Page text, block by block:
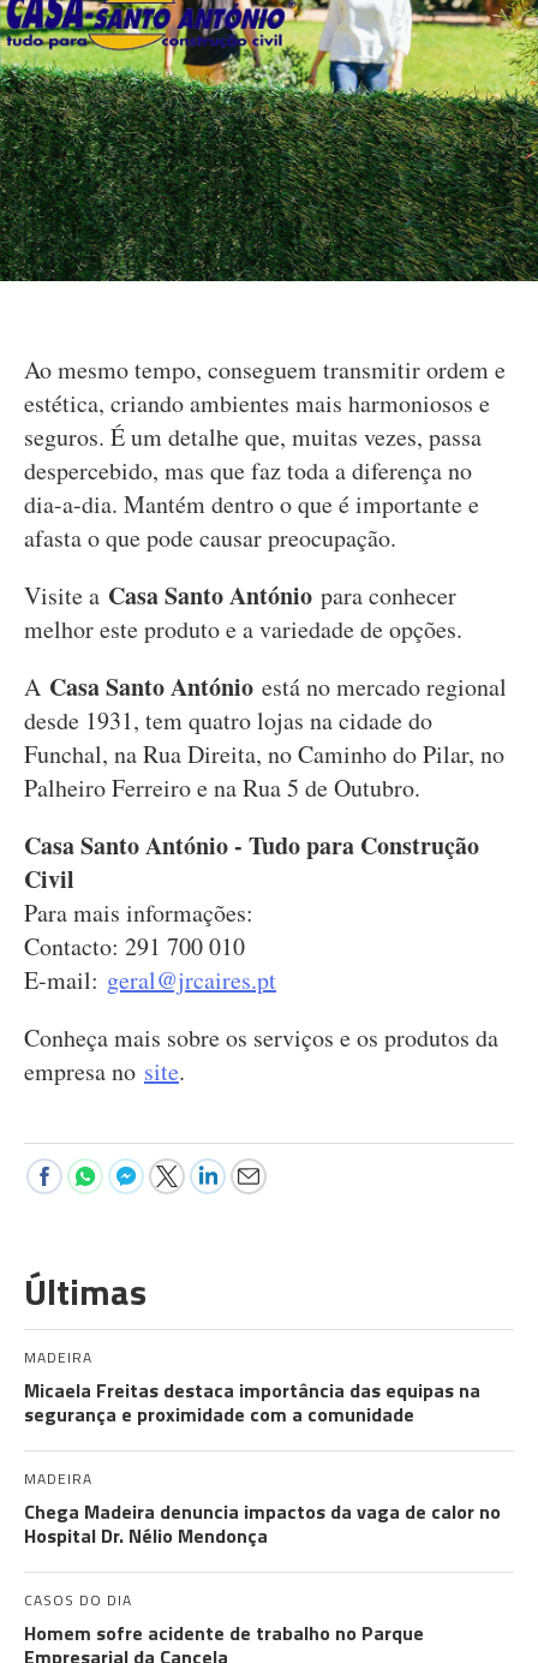
Ao mesmo tempo, conseguem transmitir ordem e
estética, criando ambientes mais harmoniosos e
seguros. É um detalhe que, muitas vezes, passa
despercebido, mas que faz toda a diferença no
dia-a-dia. Mantém dentro o que é importante e
afasta o que pode causar preocupação.
Visite a Casa Santo António para conhecer
melhor este produto e a variedade de opções.
A Casa Santo António está no mercado regional
desde 1931, tem quatro lojas na cidade do
Funchal, na Rua Direita, no Caminho do Pilar, no
Palheiro Ferreiro e na Rua 5 de Outubro.
Casa Santo António - Tudo para Construção
Civil
Para mais informações:
Contacto: 291 700 010
E-mail: geral@jrcaires.pt
Conheça mais sobre os serviços e os produtos da
empresa no site.
Últimas
MADEIRA
Micaela Freitas destaca importância das equipas na
segurança e proximidade com a comunidade
MADEIRA
Chega Madeira denuncia impactos da vaga de calor no
Hospital Dr. Nélio Mendonça
CASOS DO DIA
Homem sofre acidente de trabalho no Parque
Empresarial da Cancela